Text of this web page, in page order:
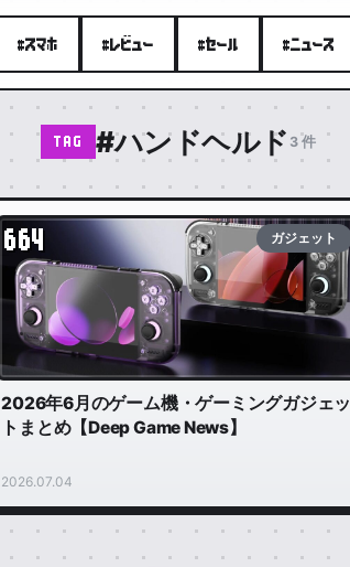
#スマホ #レビュー #セール #ニュース
TAG #ハンドヘルド 3 件
664 ガジェット
2026年6月のゲーム機・ゲーミングガジェッ
トまとめ【Deep Game News】
2026.07.04